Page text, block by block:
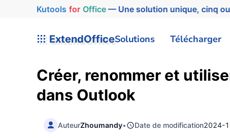
Kutools for Office— Une solution unique, cinq
ExtendOfficeSolutions Télécharger
Créer, renommer et
dans Outlook
AuteurZhoumandy• Date de modification2024-